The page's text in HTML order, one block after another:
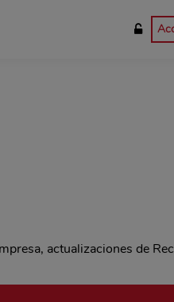
actualizaciones de